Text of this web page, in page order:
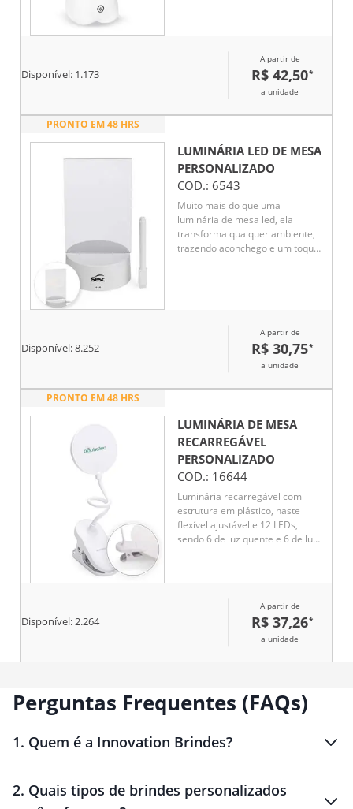
Disponível: 1.173
A partir de
R$ 42,50*
a unidade
PRONTO EM 48 HRS
LUMINÁRIA LED DE MESA
PERSONALIZADO
COD.: 6543
Muito mais do que uma
luminária de mesa led, ela
transforma qualquer ambiente,
trazendo aconchego e um toque
fofos, tudo de um jeito prático e
super divertido! Super fácil de
usar, funciona com cabo USB ou
Além disso, acompanha uma
integrado, tornando a
experiência ainda mais prática e
interativa. Essa luminária é
perfeita para iluminar o
ambiente e deixar recadinhos
Disponível:8.252
A partir de
R$ 30,75*
a unidade
PRONTO EM 48 HRS
LUMINÁRIA DE MESA
RECARREGÁVEL
PERSONALIZADO
COD.: 16644
Luminária recarregável com
estrutura em plástico, haste
flexível ajustável e 12 LEDs,
sendo 6 de luz quente e 6 de luz
Observação: Acompanha cabo
USB-C para recarga.
Disponível:2.264
A partir de
R$ 37,26*
a unidade
Perguntas Frequentes (FAQs)
1. Quem é a Innovation Brindes?
Brindes personalizados
2. Quais tipos de brindes personalizados